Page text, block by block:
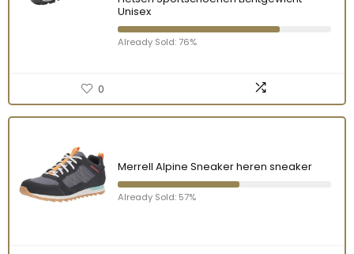
Unisex
Already Sold: 76%
0
Merrell Alpine Sneaker heren sneaker
Already Sold: 57%